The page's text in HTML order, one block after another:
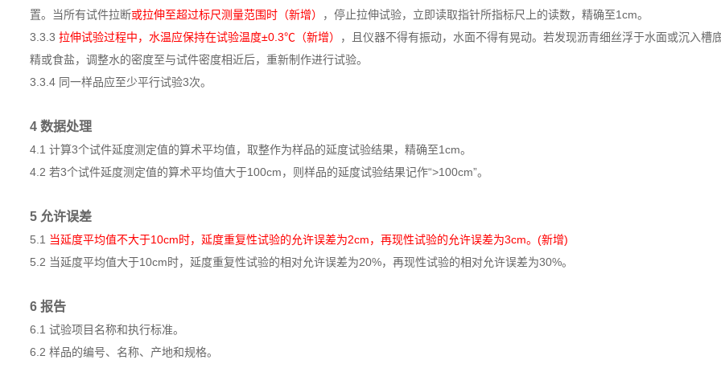
置。当所有试件拉断或拉伸至超过标尺测量范围时（新增）
，停止拉伸试验，立即读取指针所指标尺上的读数，精确至1cm。
3.3.3 拉伸试验过程中，水温应保持在试验温度±0.3℃（新增）
，且仪器不得有振动，水面不得有晃动。若发现沥青细丝浮于水面或沉入槽
精或食盐，调整水的密度至与试件密度相近后，重新制作进行试验。
3.3.4 同一样品应至少平行试验3次。
4 数据处理
4.1 计算3个试件延度测定值的算术平均值，取整作为样品的延度试验结果，精确至1cm。
4.2 若3个试件延度测定值的算术平均值大于100cm，则样品的延度试验结果记作“>100cm”。
5 允许误差
5.1 当延度平均值不大于10cm时，延度重复性试验的允许误差为2cm，再现性试验的允许误差为3cm。(新增)
5.2 当延度平均值大于10cm时，延度重复性试验的相对允许误差为20%，再现性试验的相对允许误差为30%。
6 报告
6.1 试验项目名称和执行标准。
6.2 样品的编号、名称、产地和规格。